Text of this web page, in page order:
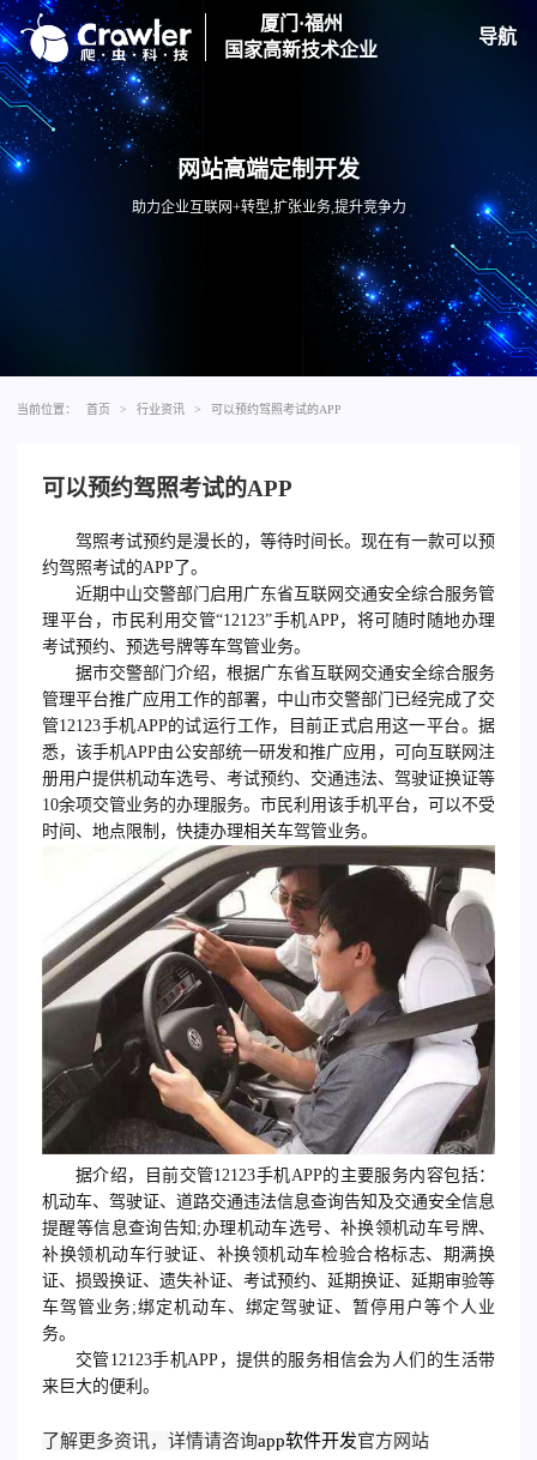
厦门·福州
国家高新技术企业
导航
网站高端定制开发
助力企业互联网+转型,扩张业务,提升竞争力
当前位置： 首页 > 行业资讯 > 可以预约驾照考试的APP
可以预约驾照考试的APP
驾照考试预约是漫长的，等待时间长。现在有一款可以预
约驾照考试的APP了。
近期中山交警部门启用广东省互联网交通安全综合服务管
理平台，市民利用交管“12123”手机APP，将可随时随地办理
考试预约、预选号牌等车驾管业务。
据市交警部门介绍，根据广东省互联网交通安全综合服务
管理平台推广应用工作的部署，中山市交警部门已经完成了交
管12123手机APP的试运行工作，目前正式启用这一平台。据
悉，该手机APP由公安部统一研发和推广应用，可向互联网注
册用户提供机动车选号、考试预约、交通违法、驾驶证换证等
10余项交管业务的办理服务。市民利用该手机平台，可以不受
时间、地点限制，快捷办理相关车驾管业务。
据介绍，目前交管12123手机APP的主要服务内容包括：
机动车、驾驶证、道路交通违法信息查询告知及交通安全信息
提醒等信息查询告知;办理机动车选号、补换领机动车号牌、
补换领机动车行驶证、补换领机动车检验合格标志、期满换
证、损毁换证、遗失补证、考试预约、延期换证、延期审验等
车驾管业务;绑定机动车、绑定驾驶证、暂停用户等个人业
务。
交管12123手机APP，提供的服务相信会为人们的生活带
来巨大的便利。
了解更多资讯，详情请咨询app软件开发官方网站